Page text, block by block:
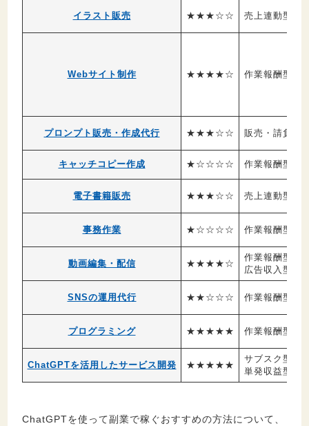
イラスト販売 ★★★☆☆ 売上連動型
Webサイト制作 ★★★★☆ 作業報酬型
プロンプト販売・作成代行 ★★★☆☆ 販売・請負型
キャッチコピー作成 ★☆☆☆☆ 作業報酬型
電子書籍販売 ★★★☆☆ 売上連動型
事務作業 ★☆☆☆☆ 作業報酬型
動画編集・配信 ★★★★☆
作業報酬型
広告収入型
SNSの運用代行 ★★☆☆☆ 作業報酬型
プログラミング ★★★★★ 作業報酬型
ChatGPTを活用したサービス開発 ★★★★★
サブスク型
単発収益型
ChatGPTを使って副業で稼ぐおすすめの方法について、